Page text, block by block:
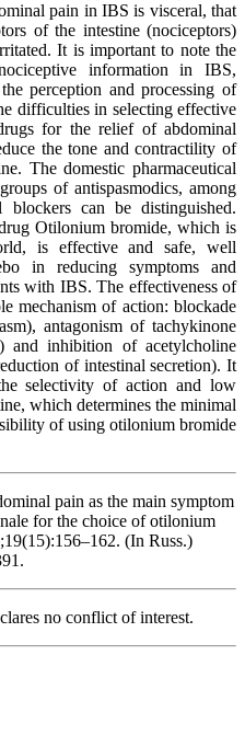
pain in IBS is visceral, that
of the intestine (nociceptors)
It is important to note the
information in IBS,
perception and processing of
difficulties in selecting effective
for the relief of abdominal
the tone and contractility of
The domestic pharmaceutical
of antispasmodics, among
blockers can be distinguished.
Otilonium bromide, which is
is effective and safe, well
in reducing symptoms and
with IBS. The effectiveness of
mechanism of action: blockade
antagonism of tachykinone
inhibition of acetylcholine
of intestinal secretion). It
selectivity of action and low
which determines the minimal
of using otilonium bromide
pain as the main symptom
for the choice of otilonium
(In Russ.)
no conflict of interest.